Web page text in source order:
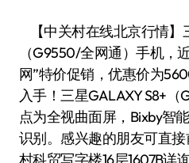
【中关村在线北京行情】三星GALAXY S8+
（G9550/全网通）手机，
网”特价促销，优惠价为
入手！三星GALAXY S8+
点为全视曲面屏，Bixby智
识别。感兴趣的朋友可直